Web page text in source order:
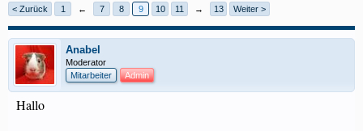
< Zurück 1 ← 7 8 9 10 11 → 13 Weiter >
Anabel
Moderator
Mitarbeiter
Admin
Hallo